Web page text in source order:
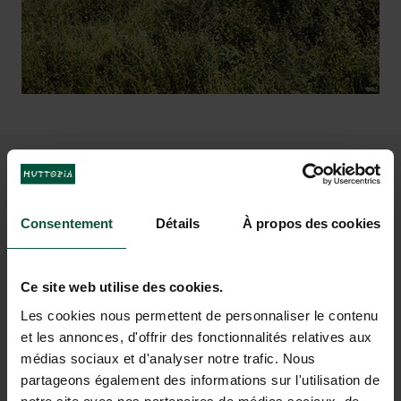
Consentement Détails À propos des cookies
Ce site web utilise des cookies.
Les cookies nous permettent de personnaliser le contenu
et les annonces, d'offrir des fonctionnalités relatives aux
médias sociaux et d'analyser notre trafic. Nous
partageons également des informations sur l'utilisation de
buitenzwembad, weer of geen weer.
uitstapjes langs de Normandische
kust van Etretat tot Honfleur.
VAKANTIEDROMEN KOMEN
UIT BIJ FALAISES –
NORMANDIE